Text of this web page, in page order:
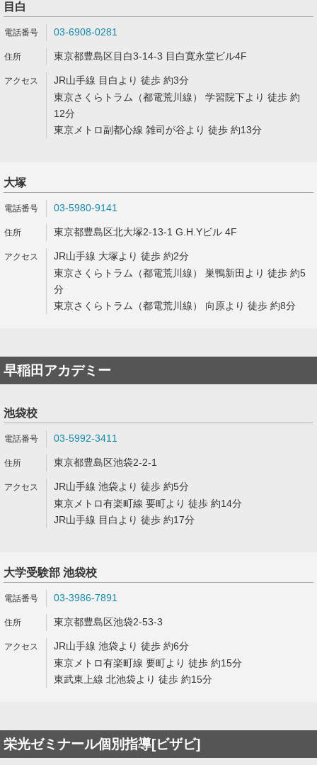
目白
03-6908-0281
東京都豊島区目白3-14-3 目白寛永堂ビル4F
JR山手線 目白より 徒歩 約3分
東京さくらトラム（都電荒川線） 学習院下より 徒歩 約
12分
東京メトロ副都心線 雑司が谷より 徒歩 約13分
大塚
03-5980-9141
東京都豊島区北大塚2-13-1 G.H.Yビル 4F
JR山手線 大塚より 徒歩 約2分
東京さくらトラム（都電荒川線） 巣鴨新田より 徒歩 約5
分
東京さくらトラム（都電荒川線） 向原より 徒歩 約8分
早稲田アカデミー
池袋校
03-5992-3411
東京都豊島区池袋2-2-1
JR山手線 池袋より 徒歩 約5分
東京メトロ有楽町線 要町より 徒歩 約14分
JR山手線 目白より 徒歩 約17分
大学受験部 池袋校
03-3986-7891
東京都豊島区池袋2-53-3
JR山手線 池袋より 徒歩 約6分
東京メトロ有楽町線 要町より 徒歩 約15分
東武東上線 北池袋より 徒歩 約15分
栄光ゼミナール個別指導[ビザビ]